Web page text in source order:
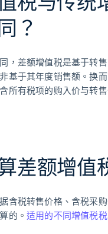
？
，差额增值税是基于转
基于其年度销售额。换
所有税项的购入价与转
差额增值
含税转售价格、含税采
的。 适用的不同增值税